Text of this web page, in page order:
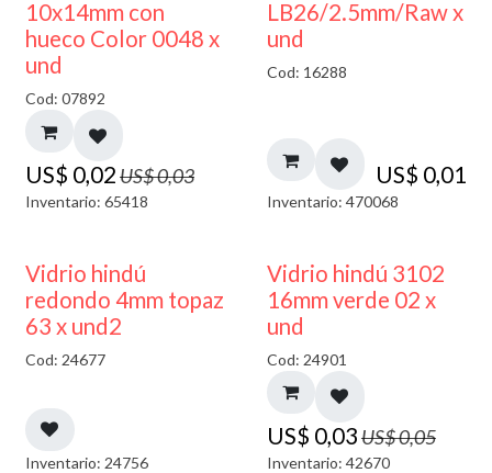
50% DESCUENTO
10x14mm con
hueco Color 0048 x
und
Cod: 07892
US$ 0,02US$0,03
Inventario: 65418
LB26/2.5mm/Raw x
und
Cod: 16288
US$ 0,01
Inventario: 470068
40% DESCUENTO
Vidrio hindú
redondo 4mm topaz
63 x und2
Cod: 24677
Inventario: 24756
40% DESCUENTO
Vidrio hindú 3102
16mm verde 02 x
und
Cod: 24901
US$ 0,03US$0,05
Inventario: 42670